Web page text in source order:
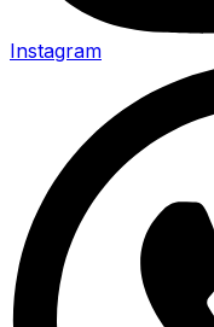
Instagram